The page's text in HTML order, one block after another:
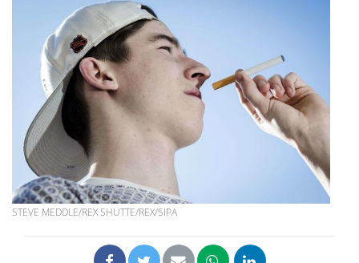
STEVE MEDDLE/REX SHUTTE/REX/SIPA